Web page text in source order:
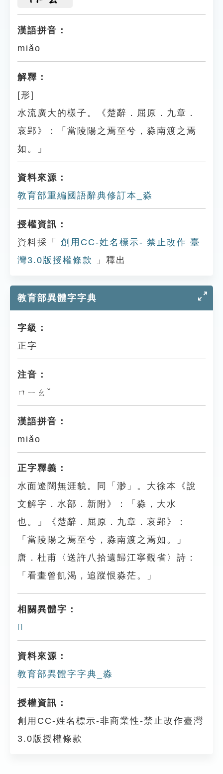
漢語拼音：
miǎo
解釋：
[形]
水流廣大的樣子。《楚辭．屈原．九章．
哀郢》：「當陵陽之焉至兮，淼南渡之焉
如。」
資料來源：
教育部重編國語辭典修訂本_淼
授權資訊：
資料採「
創用CC-姓名標示- 禁止改作 臺
灣3.0版授權條款
」釋出
教育部異體字字典
字級：
正字
注音：
ㄇㄧㄠˇ
漢語拼音：
miǎo
正字釋義：
水面遼闊無涯貌。同「渺」。大徐本《說
文解字．水部．新附》：「淼，大水
也。」《楚辭．屈原．九章．哀郢》：
「當陵陽之焉至兮，淼南渡之焉如。」
唐．杜甫〈送許八拾遺歸江寧覲省〉詩：
「看畫曾飢渴，追蹤恨淼茫。」
相關異體字：
𣳭
資料來源：
教育部異體字字典_淼
授權資訊：
創用CC-姓名標示-非商業性-禁止改作臺灣
3.0版授權條款